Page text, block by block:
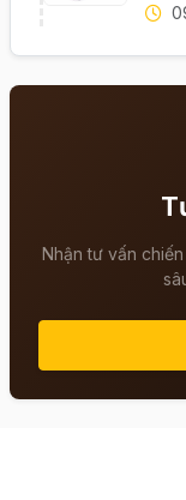
Nhận tư vấn